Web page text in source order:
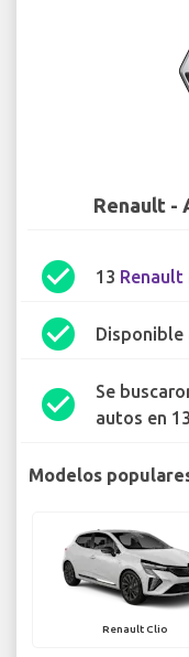
Renault -
check_circle 13 Renault
check_circle Disponible
check_circle
Se
autos en
Modelos
Renault Clio